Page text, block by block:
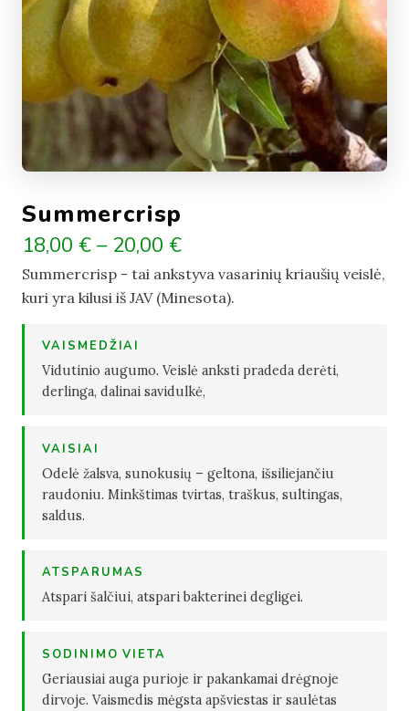
Summercrisp
18,00 € – 20,00 €
Summercrisp - tai ankstyva vasarinių kriaušių veislė,
kuri yra kilusi iš JAV (Minesota).
VAISMEDŽIAI
Vidutinio augumo. Veislė anksti pradeda derėti,
derlinga, dalinai savidulkė,
VAISIAI
Odelė žalsva, sunokusių – geltona, išsiliejančiu
raudoniu. Minkštimas tvirtas, traškus, sultingas,
saldus.
ATSPARUMAS
Atspari šalčiui, atspari bakterinei degligei.
SODINIMO VIETA
Geriausiai auga purioje ir pakankamai drėgnoje
dirvoje. Vaismedis mėgsta apšviestas ir saulėtas